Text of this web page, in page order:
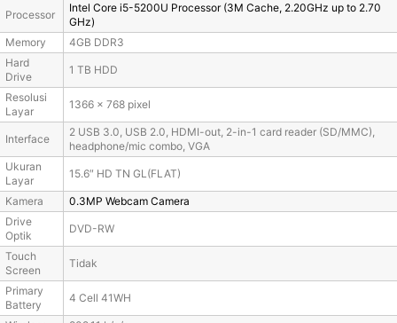
Processor
Intel Core i5-5200U Processor (3M Cache, 2.20GHz up to 2.70
GHz)
Memory
4GB DDR3
Hard
Drive
1 TB HDD
Resolusi
Layar
1366 x 768 pixel
Interface
2 USB 3.0, USB 2.0, HDMI-out, 2-in-1 card reader (SD/MMC),
headphone/mic combo, VGA
Ukuran
Layar
15.6″ HD TN GL(FLAT)
Kamera
0.3MP Webcam Camera
Drive
Optik
DVD-RW
Touch
Screen
Tidak
Primary
Battery
4 Cell 41WH